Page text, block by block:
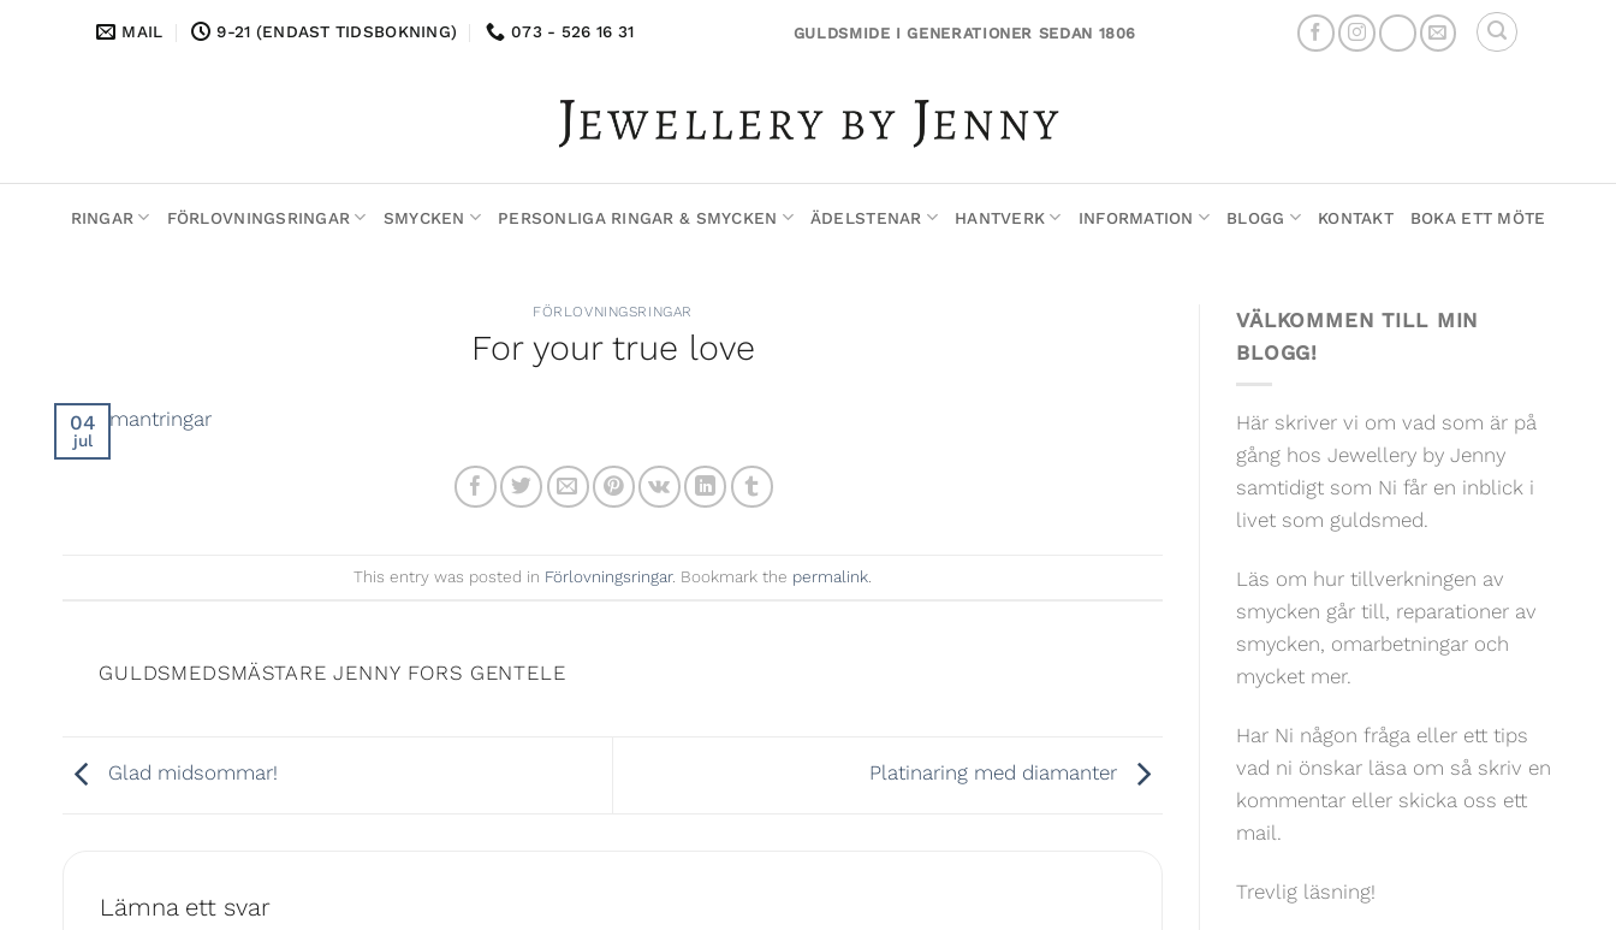
MAIL 9-21 (ENDAST TIDSBOKNING) 073 - 526 16 31 GULDSMIDE I GENERATIONER SEDAN 1806
RINGAR FÖRLOVNINGSRINGAR SMYCKEN PERSONLIGA RINGAR & SMYCKEN ÄDELSTENAR HANTVERK INFORMATION BLOGG KONTAKT BOKA ETT MÖTE
FÖRLOVNINGSRINGAR
For your true love
04
jul
This entry was posted in Förlovningsringar. Bookmark the permalink.
GULDSMEDSMÄSTARE JENNY FORS GENTELE
Glad midsommar! Platinaring med diamanter
Lämna ett svar
VÄLKOMMEN TILL MIN
BLOGG!
Här skriver vi om vad som är på
gång hos Jewellery by Jenny
samtidigt som Ni får en inblick i
livet som guldsmed.
Läs om hur tillverkningen av
smycken går till, reparationer av
smycken, omarbetningar och
mycket mer.
Har Ni någon fråga eller ett tips
vad ni önskar läsa om så skriv en
kommentar eller skicka oss ett
mail.
Trevlig läsning!